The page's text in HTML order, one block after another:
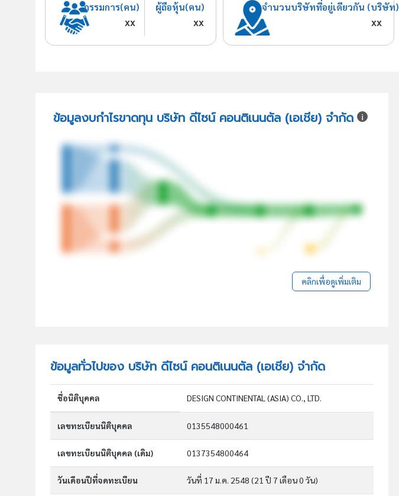
กรรมการ(คน)
xx
ผู้ถือหุ้น(คน)
xx
จำนวนบริษัทที่อยู่เดียวกัน (บริษัท)
xx
ข้อมูลงบกำไรขาดทุน บริษัท ดีไซน์ คอนติเนนตัล (เอเชีย) จำกัด
คลิกเพื่อดูเพิ่มเติม
ข้อมูลทั่วไปของ บริษัท ดีไซน์ คอนติเนนตัล (เอเชีย) จำกัด
ชื่อนิติบุคคล DESIGN CONTINENTAL (ASIA) CO., LTD.
เลขทะเบียนนิติบุคคล 0135548000461
เลขทะเบียนนิติบุคคล (เดิม) 0137354800464
วันเดือนปีที่จดทะเบียน วันที่ 17 ม.ค. 2548 (21 ปี 7 เดือน 0 วัน)